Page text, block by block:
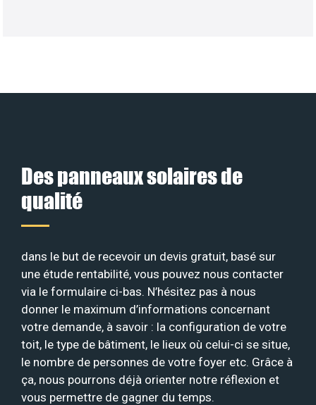
Des panneaux solaires de
qualité
dans le but de recevoir un devis gratuit, basé sur
une étude rentabilité, vous pouvez nous contacter
via le formulaire ci-bas. N’hésitez pas à nous
donner le maximum d’informations concernant
votre demande, à savoir : la configuration de votre
toit, le type de bâtiment, le lieux où celui-ci se situe,
le nombre de personnes de votre foyer etc. Grâce à
ça, nous pourrons déjà orienter notre réflexion et
vous permettre de gagner du temps.